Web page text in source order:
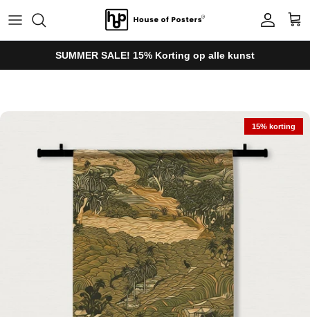
Account
SUMMER SALE! 15% Korting op alle kunst
15% korting